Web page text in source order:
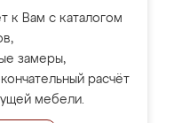
к Вам с каталогом
замеры,
расчёт
мебели.